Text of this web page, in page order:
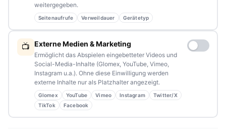
NAVIGATION
Home
Stellenanzeigen
weitergegeben.
Seitenaufrufe Verweildauer Gerätetyp
📺 Externe Medien & Marketing
Ermöglicht das Abspielen eingebetteter Videos und
Social-Media-Inhalte (Glomex, YouTube, Vimeo,
Instagram u.a.). Ohne diese Einwilligung werden
externe Inhalte nur als Platzhalter angezeigt.
Glomex YouTube Vimeo Instagram
Twitter/X
TikTok
Facebook